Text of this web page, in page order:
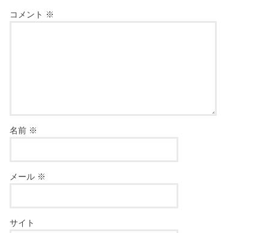
コメント ※
名前 ※
メール ※
サイト